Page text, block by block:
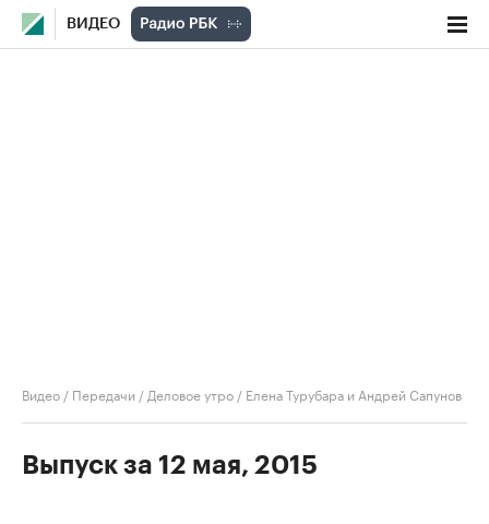
ВИДЕО
Видео / Передачи / Деловое утро / Елена Турубара и Андрей Сапунов
Выпуск за 12 мая, 2015